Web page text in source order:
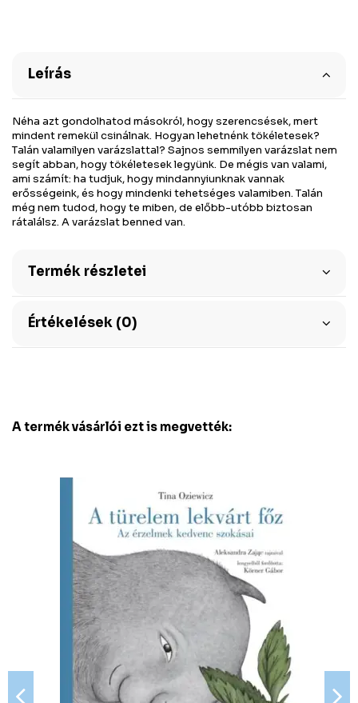
Leírás
Néha azt gondolhatod másokról, hogy szerencsések, mert
mindent remekül csinálnak. Hogyan lehetnénk tökéletesek?
Talán valamilyen varázslattal? Sajnos semmilyen varázslat nem
segít abban, hogy tökéletesek legyünk. De mégis van valami,
ami számít: ha tudjuk, hogy mindannyiunknak vannak
erősségeink, és hogy mindenki tehetséges valamiben. Talán
még nem tudod, hogy te miben, de előbb-utóbb biztosan
rátalálsz. A varázslat benned van.
Termék részletei
Értékelések (0)
A termék vásárlói ezt is megvették: